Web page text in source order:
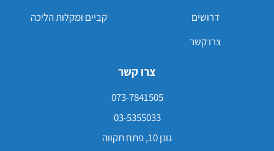
דרושים
צרו קשר
קביים ומקלות הליכה
צרו קשר
073-7841505
03-5355033
גונן 10, פתח תקווה